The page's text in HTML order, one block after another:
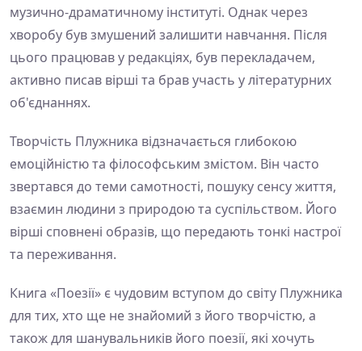
музично-драматичному інституті. Однак через
хворобу був змушений залишити навчання. Після
цього працював у редакціях, був перекладачем,
активно писав вірші та брав участь у літературних
об'єднаннях.
Творчість Плужника відзначається глибокою
емоційністю та філософським змістом. Він часто
звертався до теми самотності, пошуку сенсу життя,
взаємин людини з природою та суспільством. Його
вірші сповнені образів, що передають тонкі настрої
та переживання.
Книга «Поезії» є чудовим вступом до світу Плужника
для тих, хто ще не знайомий з його творчістю, а
також для шанувальників його поезії, які хочуть